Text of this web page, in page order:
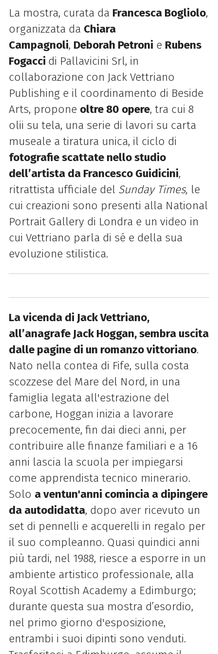
La mostra, curata da Francesca Bogliolo,
organizzata da Chiara
Campagnoli, Deborah Petroni e Rubens
Fogacci di Pallavicini Srl, in
collaborazione con Jack Vettriano
Publishing e il coordinamento di Beside
Arts, propone oltre 80 opere, tra cui 8
olii su tela, una serie di lavori su carta
museale a tiratura unica, il ciclo di
fotografie scattate nello studio
dell’artista da Francesco Guidicini,
ritrattista ufficiale del Sunday Times, le
cui creazioni sono presenti alla National
Portrait Gallery di Londra e un video in
cui Vettriano parla di sé e della sua
evoluzione stilistica.
La vicenda di Jack Vettriano,
all’anagrafe Jack Hoggan, sembra uscita
dalle pagine di un romanzo vittoriano.
Nato nella contea di Fife, sulla costa
scozzese del Mare del Nord, in una
famiglia legata all'estrazione del
carbone, Hoggan inizia a lavorare
precocemente, fin dai dieci anni, per
contribuire alle finanze familiari e a 16
anni lascia la scuola per impiegarsi
come apprendista tecnico minerario.
Solo a ventun'anni comincia a dipingere
da autodidatta, dopo aver ricevuto un
set di pennelli e acquerelli in regalo per
il suo compleanno. Quasi quindici anni
più tardi, nel 1988, riesce a esporre in un
ambiente artistico professionale, alla
Royal Scottish Academy a Edimburgo;
durante questa sua mostra d’esordio,
nel primo giorno d'esposizione,
entrambi i suoi dipinti sono venduti.